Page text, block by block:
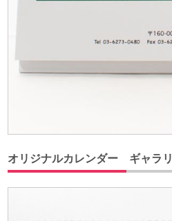
オリジナルカレンダー ギャラ